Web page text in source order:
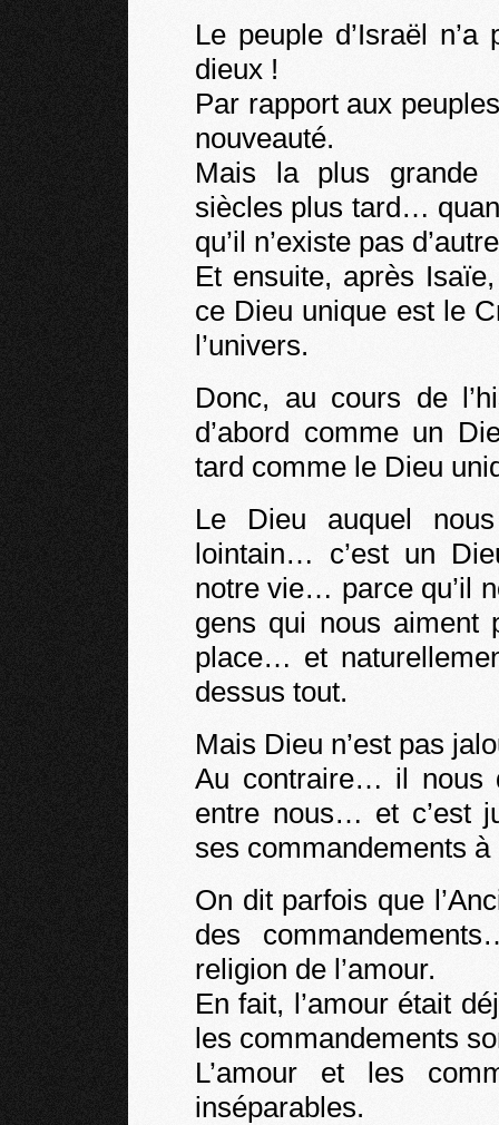
Le peuple d’Israël
dieux !
Par rapport aux
nouveauté.
Mais la plus grande
siècles plus tard…
qu’il n’existe pas
Et ensuite, après
ce Dieu unique est le
l’univers.
Donc, au cours de
d’abord comme un
tard comme le Dieu
Le Dieu auquel
lointain… c’est un
notre vie… parce qu’il
gens qui nous aiment
place… et
dessus tout.
Mais Dieu n’est pas
Au contraire… il nous
entre nous… et c’est
ses commandements
On dit parfois que
des
religion de l’amour.
En fait, l’amour était
les commandements
L’amour et les
inséparables.